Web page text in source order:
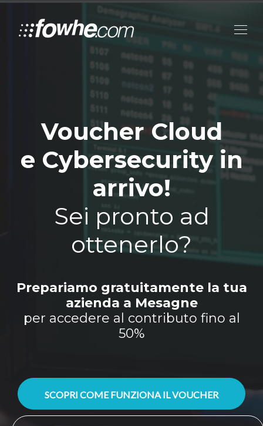
Voucher Cloud
e Cybersecurity in
arrivo!
Sei pronto ad
ottenerlo?
Prepariamo gratuitamente la tua
azienda a Mesagne
per accedere al contributo fino al
50%
SCOPRI COME FUNZIONA IL VOUCHER